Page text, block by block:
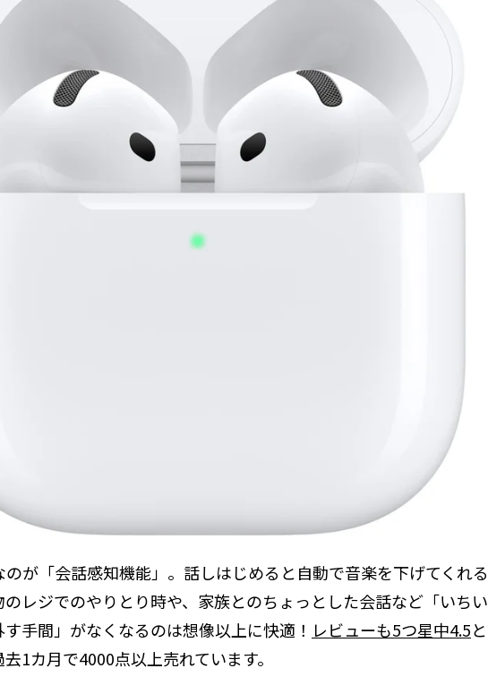
のが「会話感知機能」。話しはじめると自動で音楽を下げてくれる
レジでのやりとり時や、家族とのちょっとした会話など「いちい
手間」がなくなるのは想像以上に快適！ レビューも5つ星中4.5と
1カ月で4000点以上売れています。